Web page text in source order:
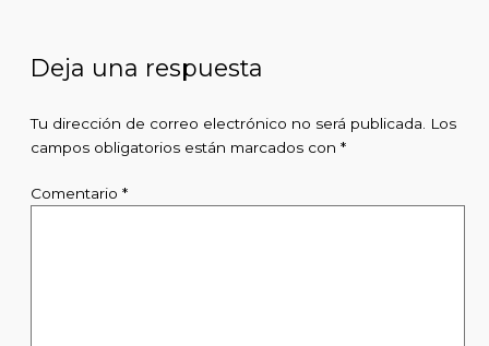
Deja una respuesta
Tu dirección de correo electrónico no será publicada.
Los
campos obligatorios están marcados con *
Comentario *